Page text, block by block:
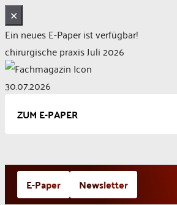
✕
Ein neues E-Paper ist verfügbar!
chirurgische praxis Juli 2026
30.07.2026
ZUM E-PAPER
Zum
InhaltE-Paper Newsletter